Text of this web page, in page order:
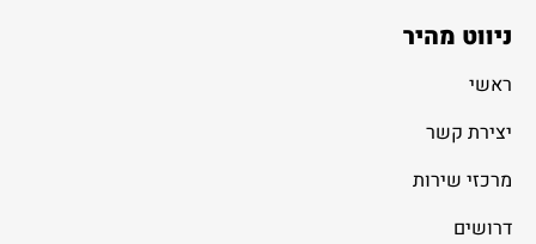
ניווט מהיר
ראשי
יצירת קשר
מרכזי שירות
דרושים